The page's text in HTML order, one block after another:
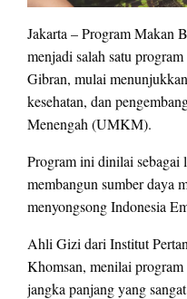
Jakarta – Program Makan
menjadi salah satu
Gibran, mulai
kesehatan, dan
Menengah (UMKM).
Program ini dinilai sebagai
membangun sumber daya
menyongsong Indonesia
Ahli Gizi dari Institut
Khomsan, menilai
jangka panjang yang